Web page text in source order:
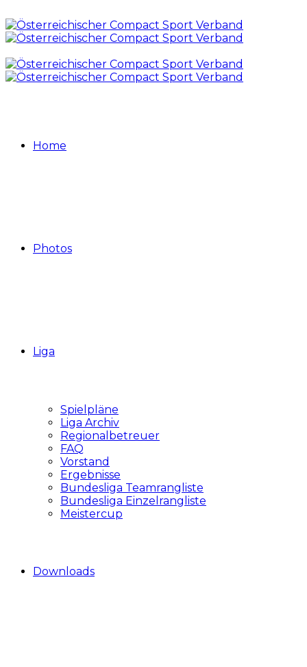
Home
Photos
Liga
Spielpläne
Liga Archiv
Regionalbetreuer
FAQ
Vorstand
Ergebnisse
Bundesliga Teamrangliste
Bundesliga Einzelrangliste
Meistercup
Downloads